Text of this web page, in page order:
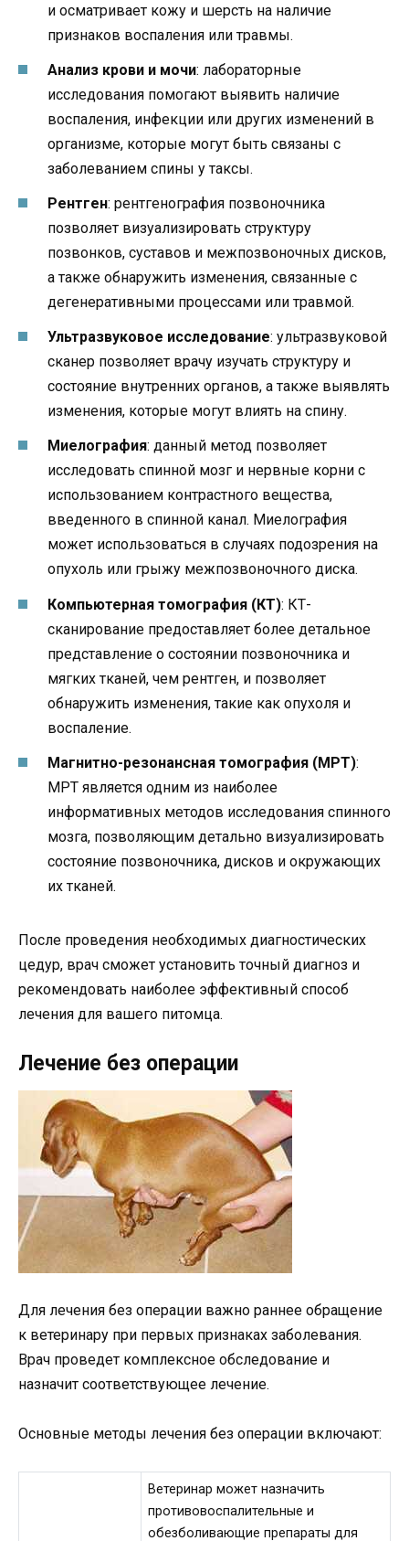
и осматривает кожу и шерсть на наличие
признаков воспаления или травмы.
Анализ крови и мочи: лабораторные
исследования помогают выявить наличие
воспаления, инфекции или других изменений в
организме, которые могут быть связаны с
заболеванием спины у таксы.
Рентген: рентгенография позвоночника
позволяет визуализировать структуру
позвонков, суставов и межпозвоночных дисков,
а также обнаружить изменения, связанные с
дегенеративными процессами или травмой.
Ультразвуковое исследование: ультразвуковой
сканер позволяет врачу изучать структуру и
состояние внутренних органов, а также выявлять
изменения, которые могут влиять на спину.
Миелография: данный метод позволяет
исследовать спинной мозг и нервные корни с
использованием контрастного вещества,
введенного в спинной канал. Миелография
может использоваться в случаях подозрения на
опухоль или грыжу межпозвоночного диска.
Компьютерная томография (КТ): КТ-
сканирование предоставляет более детальное
представление о состоянии позвоночника и
мягких тканей, чем рентген, и позволяет
обнаружить изменения, такие как опухоля и
воспаление.
Магнитно-резонансная томография (МРТ):
МРТ является одним из наиболее
информативных методов исследования спинного
мозга, позволяющим детально визуализировать
состояние позвоночника, дисков и окружающих
их тканей.
После проведения необходимых диагностических
цедур, врач сможет установить точный диагноз и
рекомендовать наиболее эффективный способ
лечения для вашего питомца.
Лечение без операции
Для лечения без операции важно раннее обращение
к ветеринару при первых признаках заболевания.
Врач проведет комплексное обследование и
назначит соответствующее лечение.
Основные методы лечения без операции включают:
Ветеринар может назначить
противовоспалительные и
обезболивающие препараты для